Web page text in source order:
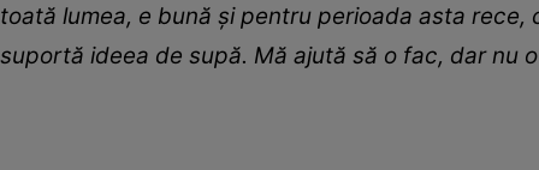
toată lumea, e bună și pentru perioada asta
suportă ideea de supă. Mă ajută să o fac, dar nu o